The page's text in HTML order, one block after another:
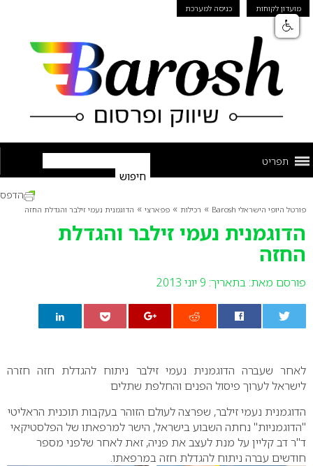
מועדון לקוחות כניסה למערכת
תפריט
פורטל היופי הישראלי Barosh » רכילות » פפארצי » הדוגמנית נעמי זילבר והגדלת החזה
הדוגמנית נעמי זילבר והגדלת
החזה
פורסם מאת: בתאריך: 9 יוני 2013
הדפס
לאחר שעברה הדוגמנית נעמי זילבר ניתוח להגדלת חזה חזרה
לישראל לערוך פיסול הפנים והחלפת שתלים
הדוגמנית נעמי זילבר, שפרצה לעולם הזוהר בעקבות תוכנית הראליטי
"הדוגמניות" נחתה השבוע בישראל, הישר למרפאתו של הפלסטיקאי
ד"ר דב קליין על מנת לעצב את פניה, זאת לאחר שלפני מספר
חודשים עברה ניתוח להגדלת חזה במרפאתו.